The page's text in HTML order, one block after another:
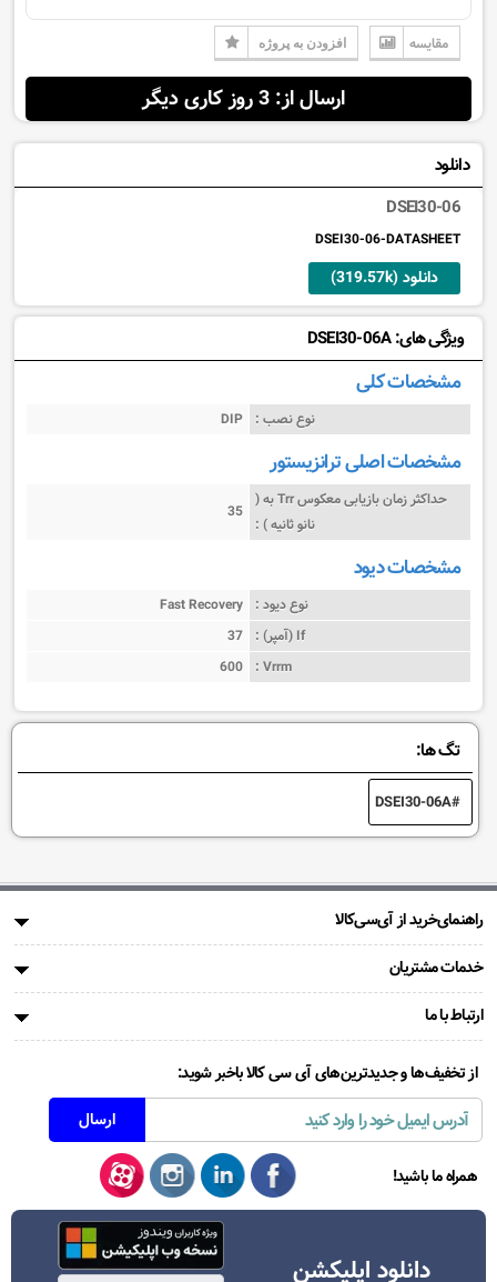
مقایسه افزودن به پروژه
ارسال از: 3 روز کاری دیگر
دانلود
DSEI30-06
DSEI30-06-DATASHEET
دانلود (319.57k)
ویژگی های: DSEI30-06A
مشخصات کلی
نوع نصب : DIP
مشخصات اصلی ترانزیستور
حداکثر زمان بازیابی معکوس Trr به (
نانو ثانیه ) :
35
مشخصات دیود
نوع دیود : Fast Recovery
If (آمپر) :
37
Vrrm :
600
تگ ها:
DSEI30-06A
راهنمای‌خرید از آی‌سی‌کالا
خدمات مشتریان
ارتباط با ما
از تخفیف‌ها و جدیدترین‌های آی سی کالا باخبر شوید:
همراه ما باشید!
دانلود اپلیکشن